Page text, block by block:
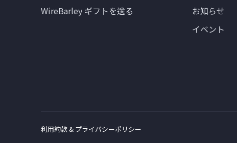
WireBarley ギフトを送る
お知らせ
イベント
利用約款 & プライバシーポリシー